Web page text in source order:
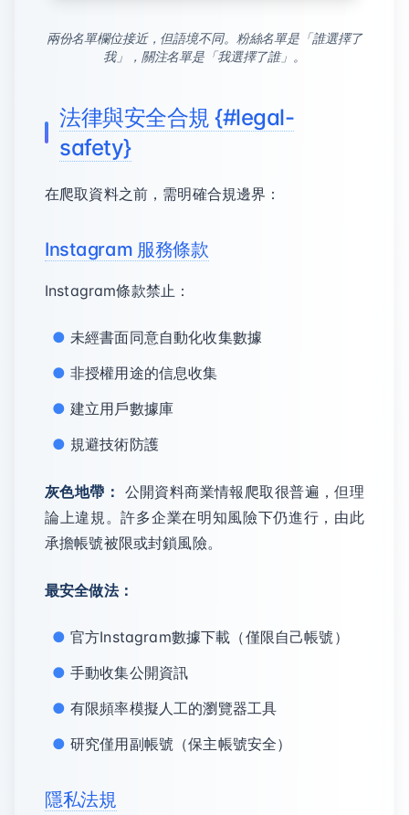
兩份名單欄位接近，但語境不同。粉絲名單是「誰選擇了
我」，關注名單是「我選擇了誰」。
法律與安全合規 {#legal-
safety}
在爬取資料之前，需明確合規邊界：
Instagram 服務條款
Instagram條款禁止：
未經書面同意自動化收集數據
非授權用途的信息收集
建立用戶數據庫
規避技術防護
灰色地帶： 公開資料商業情報爬取很普遍，但理
論上違規。許多企業在明知風險下仍進行，由此
承擔帳號被限或封鎖風險。
最安全做法：
官方Instagram數據下載（僅限自己帳號）
手動收集公開資訊
有限頻率模擬人工的瀏覽器工具
研究僅用副帳號（保主帳號安全）
隱私法規